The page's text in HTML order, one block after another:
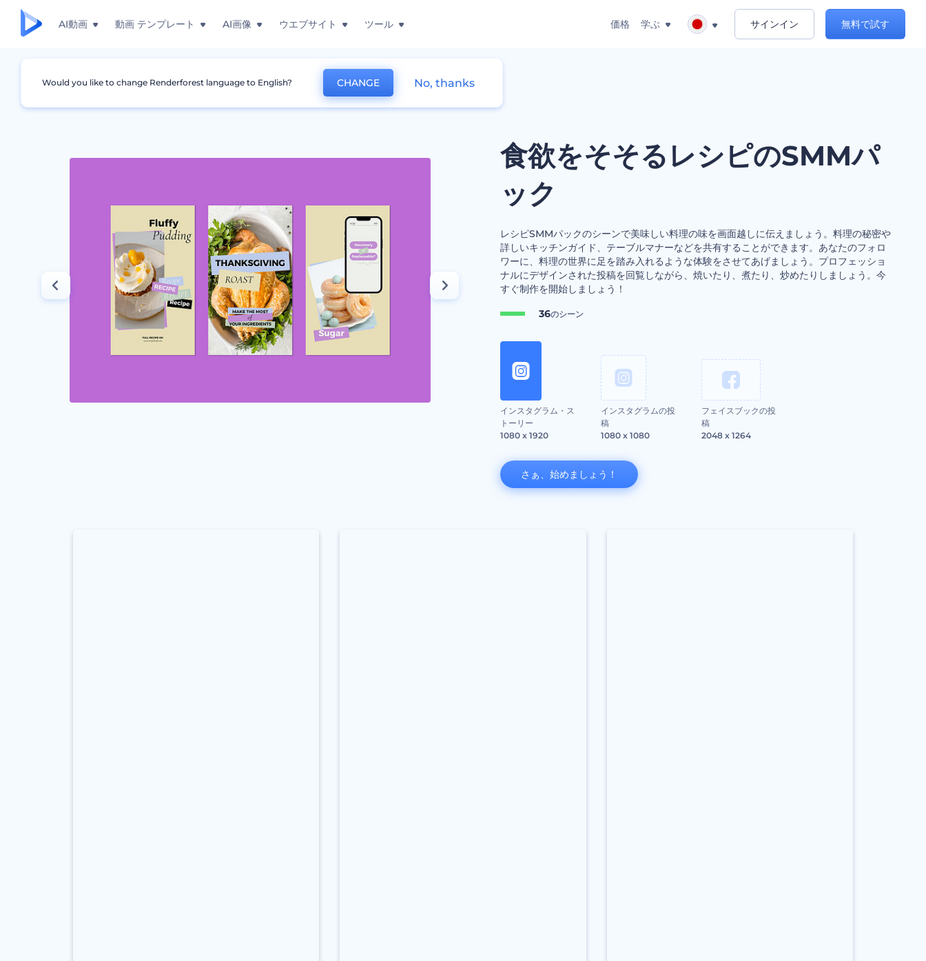
AI動画 動画 テンプレート AI画像 ウエブサイト ツール 価格 学ぶ サインイン 無料で試す
グラフィック インスタグラム・ストーリー 食欲をそそるレシピのSMMパック
食欲をそそるレシピのSMMパ
ック
レシピSMMパックのシーンで美味しい料理の味を画面越しに伝えましょう。料理の秘密や
詳しいキッチンガイド、テーブルマナーなどを共有することができます。あなたのフォロ
ワーに、料理の世界に足を踏み入れるような体験をさせてあげましょう。プロフェッショ
ナルにデザインされた投稿を回覧しながら、焼いたり、煮たり、炒めたりしましょう。今
すぐ制作を開始しましょう！
36のシーン
インスタグラム・ス
トーリー
1080 x 1920
インスタグラムの投
稿
1080 x 1080
フェイスブックの投
稿
2048 x 1264
さぁ、始めましょう！
Would you like to change Renderforest language to English? CHANGE No, thanks